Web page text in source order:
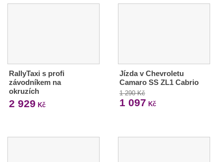
RallyTaxi s profi
závodníkem na
okruzích
2 929 Kč
Jízda v Chevroletu
Camaro SS ZL1 Cabrio
1 290 Kč
1 097 Kč